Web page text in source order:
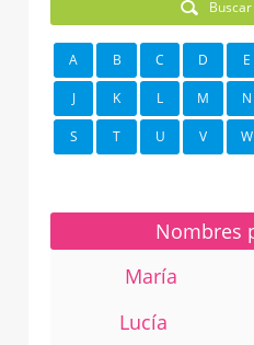
A B C D E
J K L M N
S T U V W
Nombres
María
Lucía